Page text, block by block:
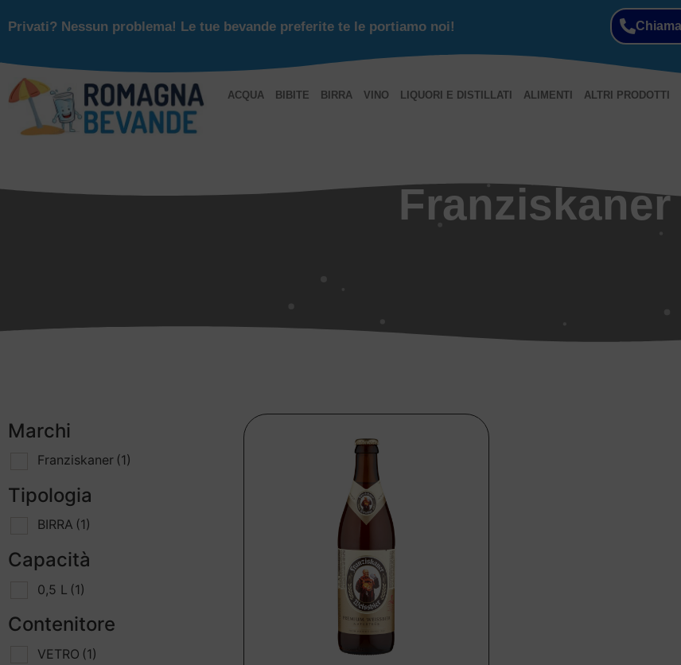
Privati? Nessun problema! Le tue bevande preferite te le portiamo noi!
ACQUA BIBITE BIRRA VINO LIQUORI E DISTILLATI ALIMENTI ALTRI PRODOTTI
Franziskaner
Marchi
Franziskaner (1)
Tipologia
BIRRA (1)
Capacità
0,5 L (1)
Contenitore
VETRO (1)